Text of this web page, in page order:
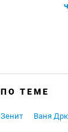
ПО ТЕМЕ
Зенит Ваня